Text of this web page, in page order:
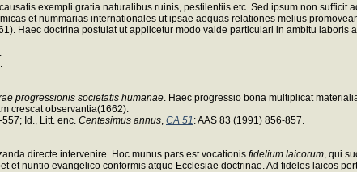
exempli gratia naturalibus ruinis, pestilentiis etc. Sed ipsum non
et nummarias internationales ut ipsae aequas relationes melius
Haec doctrina postulat ut applicetur modo valde particulari in ambitu
progressionis societatis humanae . Haec progressio bona multiplicat
crescat observantia(1662).
Id., Litt. enc. Centesimus annus CA 51 : AAS 83 (1991) 856-857.
directe intervenire. Hoc munus pars est vocationis fidelium laicorum , qui
et nuntio evangelico conformis atque Ecclesiae doctrinae. Ad fideles laicos